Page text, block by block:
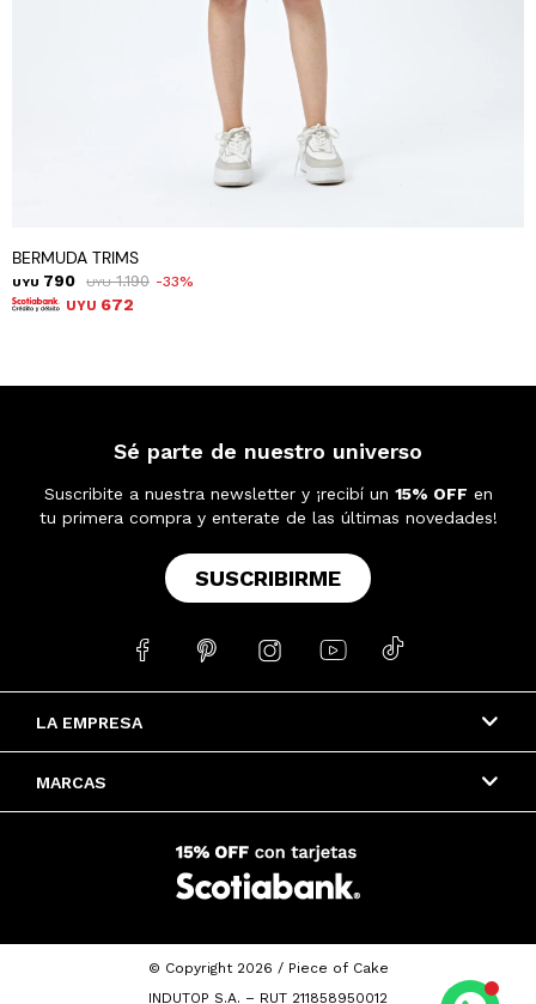
BERMUDA TRIMS
UYU 790 UYU 1.190 33
UYU 672
LA EMPRESA
MARCAS
Sé parte de nuestro universo
Suscribite a nuestra newsletter y ¡recibí un 15% OFF en
tu primera compra y enterate de las últimas novedades!
SUSCRIBIRME
    
© Copyright 2026 / Piece of Cake
INDUTOP S.A. – RUT 211858950012